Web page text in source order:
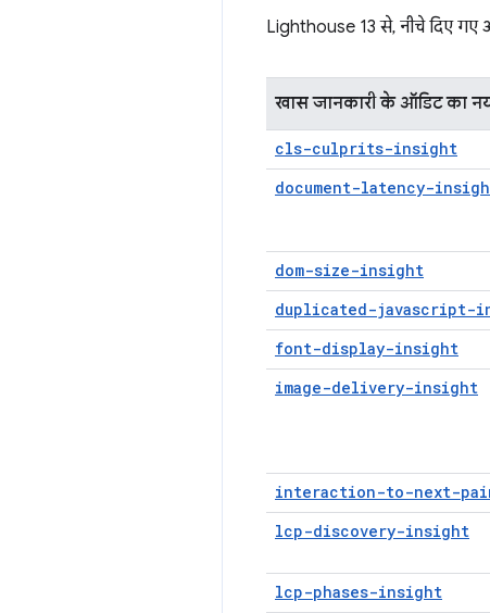
Lighthouse 13 से, नीचे दिए गए
खास जानकारी के ऑडिट का
cls-culprits-insight
document-latency-
dom-size-insight
duplicated-javascript-
font-display-insight
image-delivery-insight
interaction-to-next-
lcp-discovery-insight
lcp-phases-insight